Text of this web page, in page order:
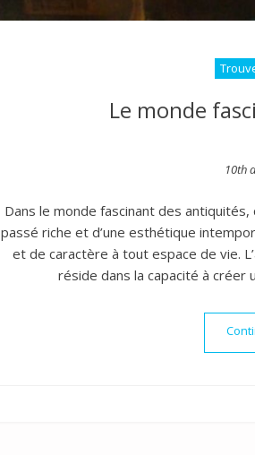
Le monde
10th
Dans le monde fascinant des
passé riche et d’une esthétique
et de caractère à tout espace de vie.
réside dans la capacité à